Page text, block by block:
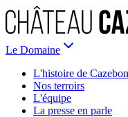
Le Domaine
L'histoire de
Nos terroirs
L'équipe
La presse en parle